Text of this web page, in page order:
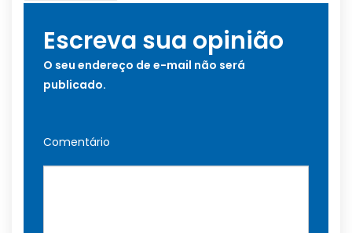
Escreva sua opinião
O seu endereço de e-mail não será
publicado.
Comentário